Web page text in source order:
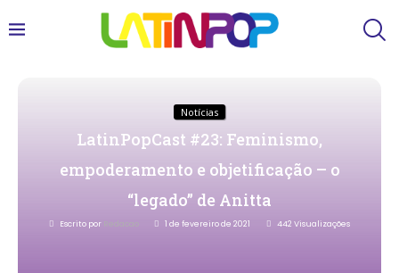
Notícias
LatinPopCast #23: Feminismo,
empoderamento e objetificação – o
“legado” de Anitta
Escrito por 1 de fevereiro de 2021 442 Visualizações